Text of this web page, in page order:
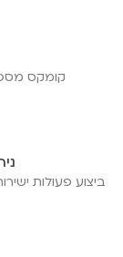
קומקס
ביצוע פעולות